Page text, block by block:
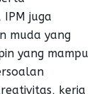
juga
muda yang
yang mampu
kerja